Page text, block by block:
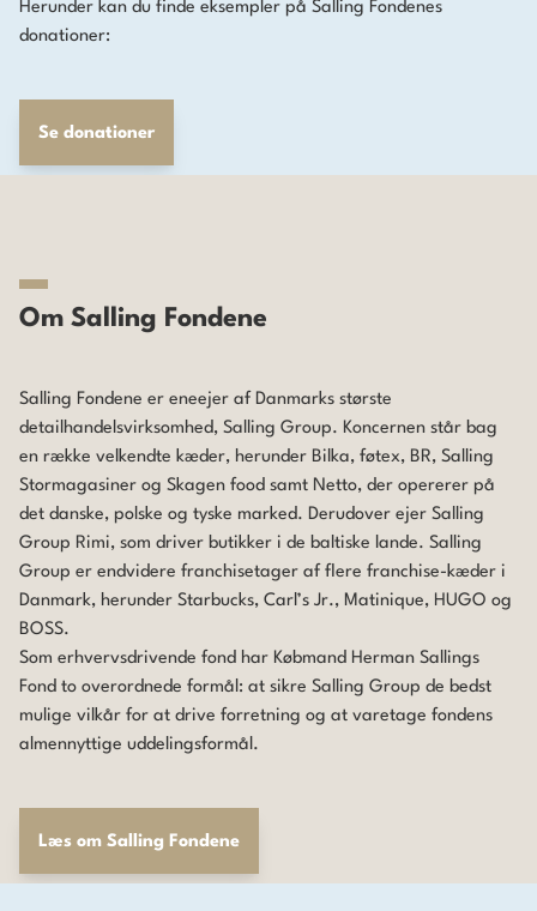
Herunder kan du finde eksempler på Salling Fondenes
donationer:
Se donationer
Om Salling Fondene
Salling Fondene er eneejer af Danmarks største
detailhandelsvirksomhed, Salling Group. Koncernen står bag
en række velkendte kæder, herunder Bilka, føtex, BR, Salling
Stormagasiner og Skagen food samt Netto, der opererer på
det danske, polske og tyske marked. Derudover ejer Salling
Group Rimi, som driver butikker i de baltiske lande. Salling
Group er endvidere franchisetager af flere franchise-kæder i
Danmark, herunder Starbucks, Carl’s Jr., Matinique, HUGO og
BOSS.
Som erhvervsdrivende fond har Købmand Herman Sallings
Fond to overordnede formål: at sikre Salling Group de bedst
mulige vilkår for at drive forretning og at varetage fondens
almennyttige uddelingsformål.
Læs om Salling Fondene